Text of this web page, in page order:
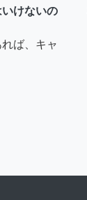
けないの
ば、キャ